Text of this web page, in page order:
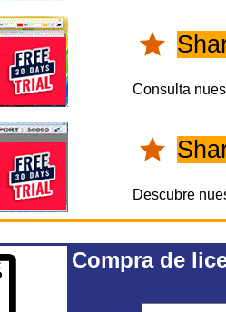
Consulta
Descubre
Compra de